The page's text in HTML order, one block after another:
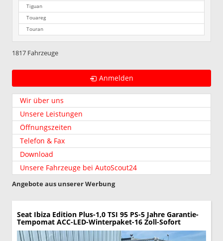
Tiguan
Touareg
Touran
1817 Fahrzeuge
Anmelden
Wir über uns
Unsere Leistungen
Öffnungszeiten
Telefon & Fax
Download
Unsere Fahrzeuge bei AutoScout24
Angebote aus unserer Werbung
Seat Ibiza Edition Plus-1,0 TSI 95 PS-5 Jahre Garantie-
Tempomat ACC-LED-Winterpaket-16 Zoll-Sofort